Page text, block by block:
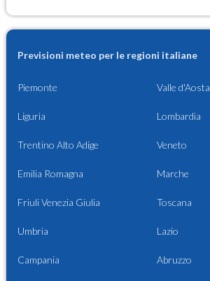
Previsioni meteo per le regioni italiane
Piemonte Valle d'Aosta
Liguria Lombardia
Trentino Alto Adige Veneto
Emilia Romagna Marche
Friuli Venezia Giulia Toscana
Umbria Lazio
Campania Abruzzo